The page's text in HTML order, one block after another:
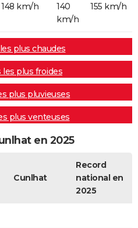
148 km/h
140
km/h
155 km/h
plus chaudes
les plus froides
plus pluvieuses
plus venteuses
en 2025
Cunlhat
Record
national en
2025